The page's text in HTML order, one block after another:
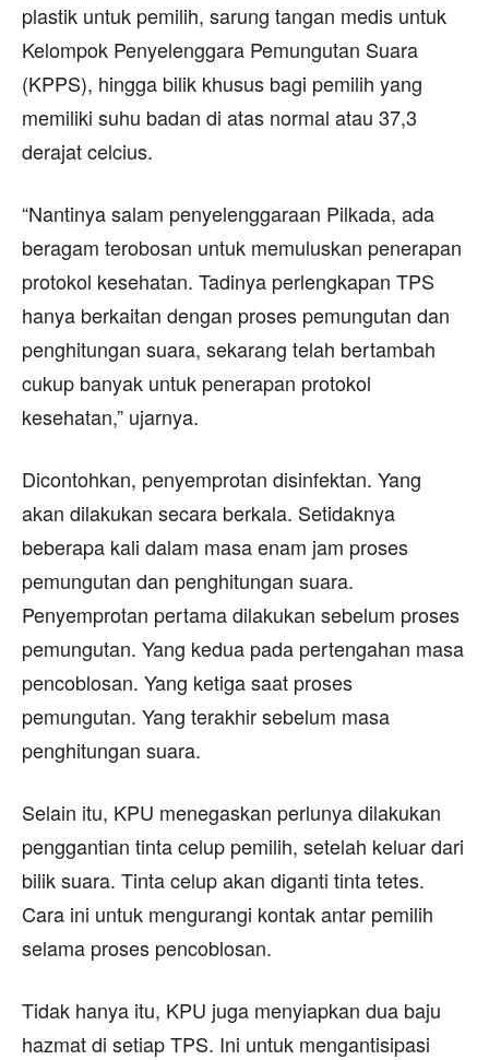
plastik untuk pemilih, sarung tangan medis untuk
Kelompok Penyelenggara Pemungutan Suara
(KPPS), hingga bilik khusus bagi pemilih yang
memiliki suhu badan di atas normal atau 37,3
derajat celcius.
“Nantinya salam penyelenggaraan Pilkada, ada
beragam terobosan untuk memuluskan penerapan
protokol kesehatan. Tadinya perlengkapan TPS
hanya berkaitan dengan proses pemungutan dan
penghitungan suara, sekarang telah bertambah
cukup banyak untuk penerapan protokol
kesehatan,” ujarnya.
Dicontohkan, penyemprotan disinfektan. Yang
akan dilakukan secara berkala. Setidaknya
beberapa kali dalam masa enam jam proses
pemungutan dan penghitungan suara.
Penyemprotan pertama dilakukan sebelum proses
pemungutan. Yang kedua pada pertengahan masa
pencoblosan. Yang ketiga saat proses
pemungutan. Yang terakhir sebelum masa
penghitungan suara.
Selain itu, KPU menegaskan perlunya dilakukan
penggantian tinta celup pemilih, setelah keluar dari
bilik suara. Tinta celup akan diganti tinta tetes.
Cara ini untuk mengurangi kontak antar pemilih
selama proses pencoblosan.
Tidak hanya itu, KPU juga menyiapkan dua baju
hazmat di setiap TPS. Ini untuk mengantisipasi